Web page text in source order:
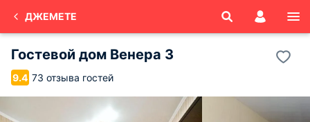
ДЖЕМЕТЕ
Гостевой дом Венера 3
9.4 73 отзыва гостей